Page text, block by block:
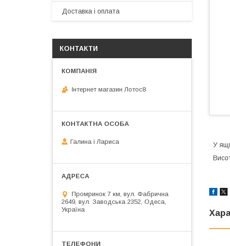
У
Доставка і оплата
КОНТАКТИ
Інтернет магазин Лотос8
Галина і Лариса
Промринок 7 км, вул. Фабрична
2649, вул. Заводська 2352, Одеса,
Україна